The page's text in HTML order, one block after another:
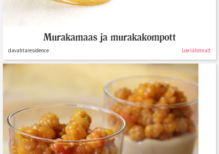
Murakamaas ja murakakompott
davahtaresidence Loe lähemalt